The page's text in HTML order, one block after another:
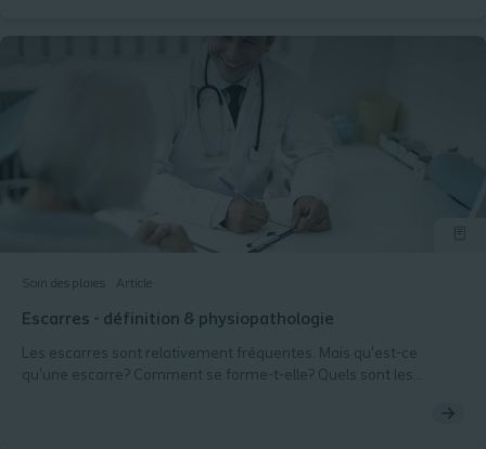
Soin des plaies Article
Escarres - définition & physiopathologie
Les escarres sont relativement fréquentes. Mais qu'est-ce
qu'une escarre? Comment se forme-t-elle? Quels sont les